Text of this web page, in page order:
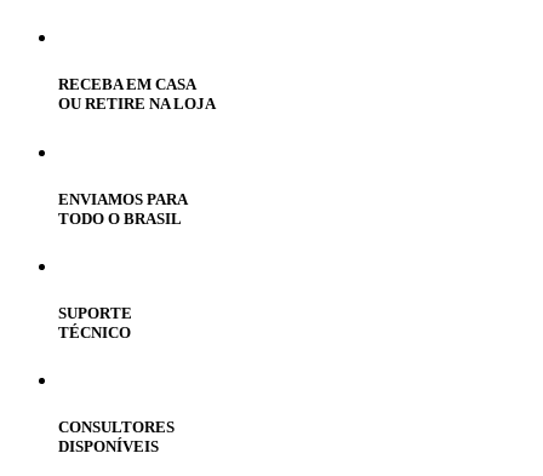
RECEBA EM CASA
OU RETIRE NA LOJA
ENVIAMOS PARA
TODO O BRASIL
SUPORTE
TÉCNICO
CONSULTORES
DISPONÍVEIS